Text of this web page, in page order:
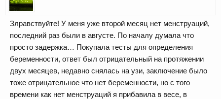
Злравствуйте! У меня уже второй месяц нет менструаций,
последний раз были в августе. По началу думала что
просто задержка… Покупала тесты для определения
беременности, ответ был отрицательный на протяжении
двух месяцев, недавно снялась на узи, заключение было
тоже отрицательное что нет беременности, но с того
времени как нет менструаций я прибавила в весе, в